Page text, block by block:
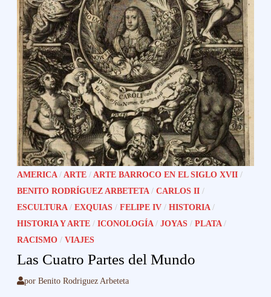
AMERICA / ARTE / ARTE BARROCO EN EL SIGLO XVII /
BENITO RODRÍGUEZ ARBETETA /CARLOS II /
ESCULTURA /EXQUIAS /FELIPE IV /HISTORIA /
HISTORIA Y ARTE /ICONOLOGÍA /JOYAS /PLATA /
RACISMO /VIAJES
Las Cuatro Partes del Mundo
porBenito Rodriguez Arbeteta